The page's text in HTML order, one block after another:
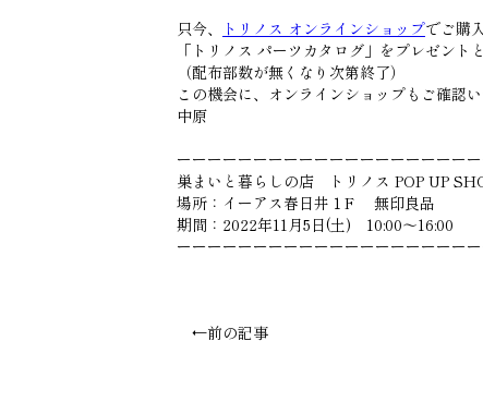
只今、
トリノス オンラインショップでご購
「トリノス パーツカタログ」をプレゼント
（配布部数が無くなり次第終了）
この機会に、オンラインショップもご確認
中原
ーーーーーーーーーーーーーーーーーーー
巣まいと暮らしの店 トリノス POP UP
場所：イーアス春日井１F 無印良品
期間：2022年11月5日(土) 10:00～16:00
ーーーーーーーーーーーーーーーーーーー
←前の記事